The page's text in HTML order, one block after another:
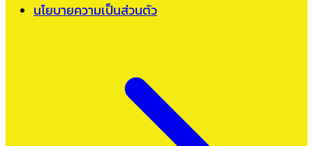
นโยบายความเป็นส่วนตัว